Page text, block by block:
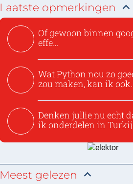
Laatste opmerkingen
Of gewoon binnen
effe
Wat Python nou zo
zou maken, kan ik ook
Denken jullie nu echt
ik onderdelen in
Meest gelezen